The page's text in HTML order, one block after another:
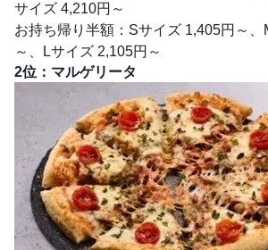
サイズ 4,210円～
お持ち帰り半額：Sサイズ 1,405円～、
～、Lサイズ 2,105円～
2位：マルゲリータ